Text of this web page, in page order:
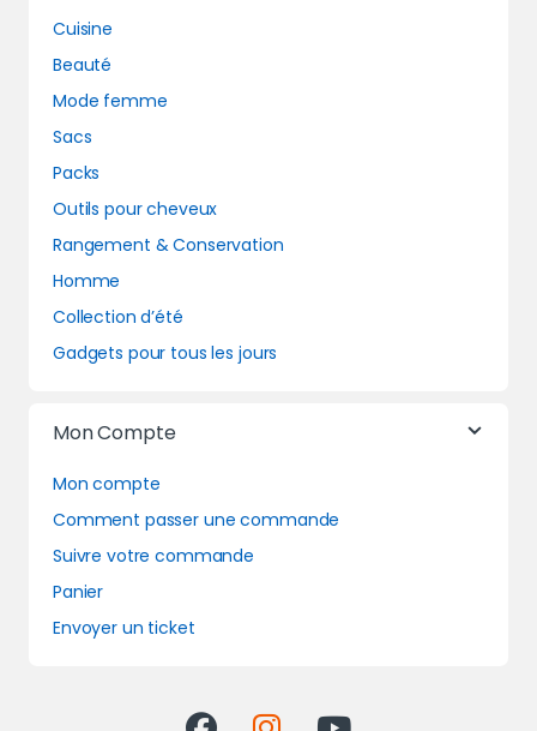
Cuisine
Beauté
Mode femme
Sacs
Packs
Outils pour cheveux
Rangement & Conservation
Homme
Collection d’été
Gadgets pour tous les jours
Mon Compte
Mon compte
Comment passer une commande
Suivre votre commande
Panier
Envoyer un ticket